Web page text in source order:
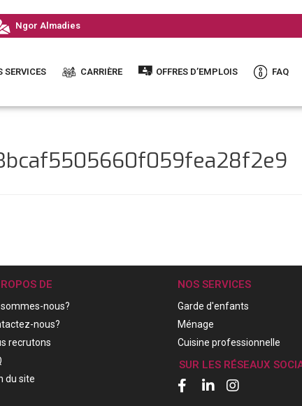
Ngor Almadies
SERVICES CARRIÈRE OFFRES D’EMPLOIS FAQ
DE
nous?
nous?
recrutons
du site
NOS SERVICES
Garde d'enfants
Ménage
Cuisine professionnelle
SUR LES RÉSEAUX